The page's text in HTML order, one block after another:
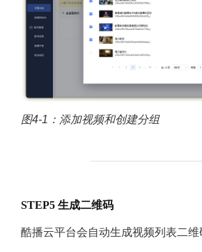
图4-1：添加视频和创建分组
STEP5 生成二维码
酷播云平台会自动生成视频列表二维